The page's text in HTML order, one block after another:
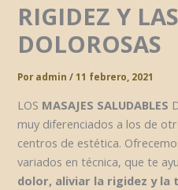
RIGIDEZ Y
DOLOROSAS
Poradmin/11 febrero, 2021
LOS MASAJES SALUDABLES
muy diferenciados a los de
centros de estética.
variados en técnica, que te
dolor, aliviar la rigidez y la